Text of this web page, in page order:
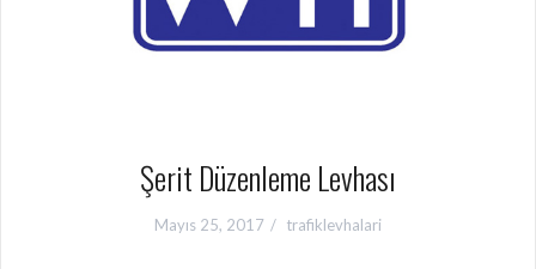
Şerit Düzenleme Levhası
Mayıs 25, 2017 trafiklevhalari